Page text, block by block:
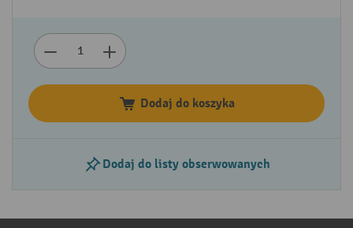
Dodaj do koszyka
Dodaj do listy obserwowanych